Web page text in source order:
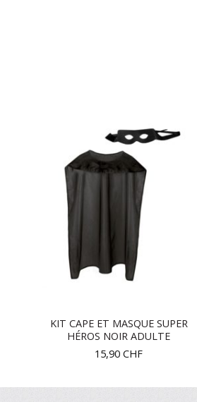
KIT CAPE ET MASQUE SUPER
HÉROS NOIR ADULTE
15,90 CHF